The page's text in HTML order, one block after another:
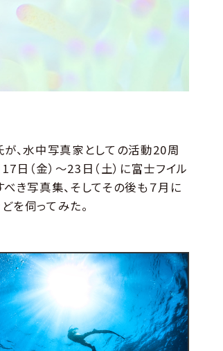
が、水中写真家としての活動20周
日（金）～23日（土）に富士フイル
き写真集、そしてその後も７月に
を伺ってみた。